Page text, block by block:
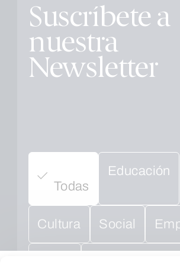
Suscríbete a
nuestra
Newsletter
Todas
Educación
Cultura Social